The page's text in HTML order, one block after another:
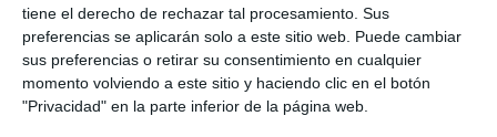
tiene el derecho de rechazar tal procesamiento. Sus
preferencias se aplicarán solo a este sitio web. Puede cambiar
sus preferencias o retirar su consentimiento en cualquier
momento volviendo a este sitio y haciendo clic en el botón
"Privacidad" en la parte inferior de la página web.